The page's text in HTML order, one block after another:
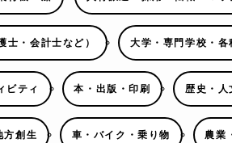
士・会計士など） 大学・専門学校・各
ビティ 本・出版・印刷 歴史・人
方創生 車・バイク・乗り物 農業